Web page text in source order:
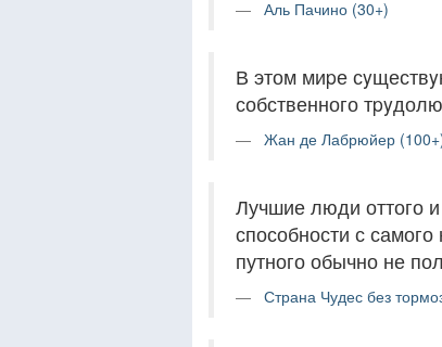
Аль Пачино (30+)
В этом миpе
собственного
Жан де Лабрюйер
Лучшие люди оттого
способности с
путного обычно не
Страна Чудес без